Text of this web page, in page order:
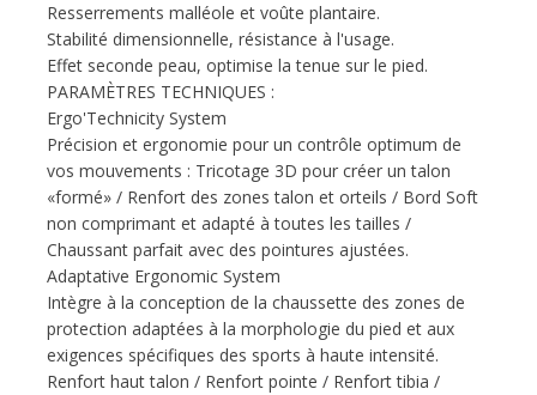
Resserrements malléole et voûte plantaire.
Stabilité dimensionnelle, résistance à l'usage.
Effet seconde peau, optimise la tenue sur le pied.
PARAMÈTRES TECHNIQUES :
Ergo'Technicity System
Précision et ergonomie pour un contrôle optimum de
vos mouvements : Tricotage 3D pour créer un talon
«formé» / Renfort des zones talon et orteils / Bord Soft
non comprimant et adapté à toutes les tailles /
Chaussant parfait avec des pointures ajustées.
Adaptative Ergonomic System
Intègre à la conception de la chaussette des zones de
protection adaptées à la morphologie du pied et aux
exigences spécifiques des sports à haute intensité.
Renfort haut talon / Renfort pointe / Renfort tibia /